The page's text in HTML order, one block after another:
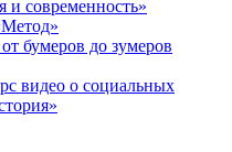
и современность»
бумеров до зумеров
видео о социальных